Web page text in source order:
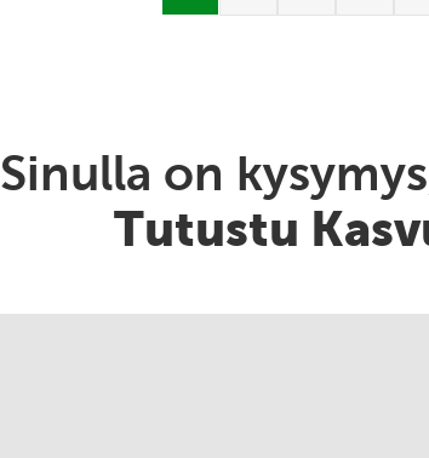
Sinulla on
Tutustu